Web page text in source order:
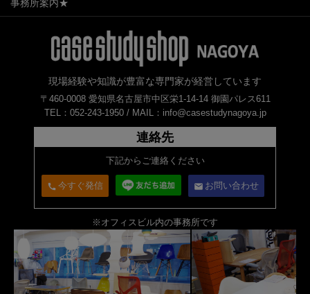
事務所案内★
現場経験や知識が豊富な専門家が経営しています
〒460-0008 愛知県名古屋市中区栄1-14-14 御園パレス611
TEL：052-243-1950 / MAIL：info@casestudynagoya.jp
連絡先
下記からご連絡ください
call 今すぐ発信 email お問い合わせ
※オフィスビル内の事務所です